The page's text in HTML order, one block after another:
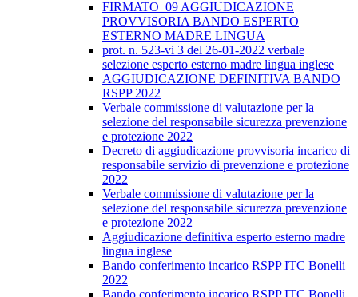
FIRMATO_09 AGGIUDICAZIONE
PROVVISORIA BANDO ESPERTO
ESTERNO MADRE LINGUA
prot. n. 523-vi 3 del 26-01-2022 verbale
selezione esperto esterno madre lingua inglese
AGGIUDICAZIONE DEFINITIVA BANDO
RSPP 2022
Verbale commissione di valutazione per la
selezione del responsabile sicurezza prevenzione
e protezione 2022
Decreto di aggiudicazione provvisoria incarico di
responsabile servizio di prevenzione e protezione
2022
Verbale commissione di valutazione per la
selezione del responsabile sicurezza prevenzione
e protezione 2022
Aggiudicazione definitiva esperto esterno madre
lingua inglese
Bando conferimento incarico RSPP ITC Bonelli
2022